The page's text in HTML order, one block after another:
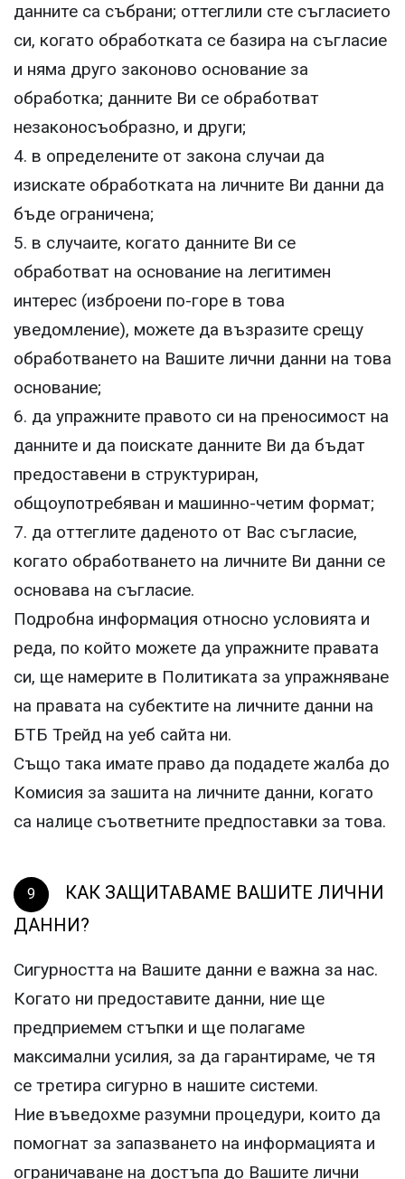
данните са събрани; оттеглили сте съгласието
си, когато обработката се базира на съгласие
и няма друго законово основание за
обработка; данните Ви се обработват
незаконосъобразно, и други;
4. в определените от закона случаи да
изискате обработката на личните Ви данни да
бъде ограничена;
5. в случаите, когато данните Ви се
обработват на основание на легитимен
интерес (изброени по-горе в това
уведомление), можете да възразите срещу
обработването на Вашите лични данни на това
основание;
6. да упражните правото си на преносимост на
данните и да поискате данните Ви да бъдат
предоставени в структуриран,
общоупотребяван и машинно-четим формат;
7. да оттеглите даденото от Вас съгласие,
когато обработването на личните Ви данни се
основава на съгласие.
Подробна информация относно условията и
реда, по който можете да упражните правата
си, ще намерите в Политиката за упражняване
на правата на субектите на личните данни на
БТБ Трейд на уеб сайта ни.
Също така имате право да подадете жалба до
Комисия за зашита на личните данни, когато
са налице съответните предпоставки за това.
КАК ЗАЩИТАВАМЕ ВАШИТЕ ЛИЧНИ
ДАННИ?
Сигурността на Вашите данни е важна за нас.
Когато ни предоставите данни, ние ще
предприемем стъпки и ще полагаме
максимални усилия, за да гарантираме, че тя
се третира сигурно в нашите системи.
Ние въведохме разумни процедури, които да
помогнат за запазването на информацията и
ограничаване на достъпа до Вашите лични